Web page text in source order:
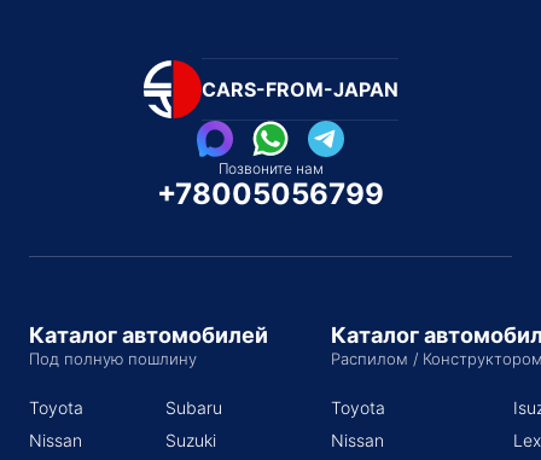
CARS-FROM-JAPAN
Позвоните нам
+78005056799
Каталог автомобилей
Под полную пошлину
Toyota
Nissan
Subaru
Suzuki
Каталог
Распилом /
Toyota
Nissan